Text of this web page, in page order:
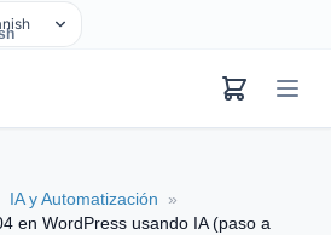
IA y Automatización
»
en WordPress usando IA (paso a